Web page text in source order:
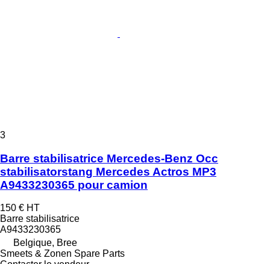
3
Barre stabilisatrice Mercedes-Benz Occ
stabilisatorstang Mercedes Actros MP3
A9433230365 pour camion
150 € HT
Barre stabilisatrice
A9433230365
Belgique, Bree
Smeets & Zonen Spare Parts